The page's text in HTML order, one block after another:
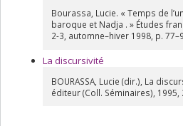
Bourassa, Lucie. « Temps de
baroque et Nadja . » Études
2-3, automne–hiver 1998, p.
La discursivité
BOURASSA, Lucie (dir.), La
éditeur (Coll. Séminaires), 1995,